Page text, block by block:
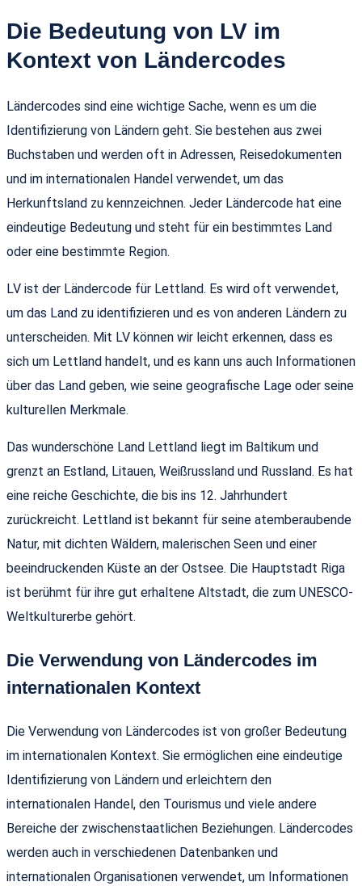
Die Bedeutung von LV im
Kontext von Ländercodes
Ländercodes sind eine wichtige Sache, wenn es um die
Identifizierung von Ländern geht. Sie bestehen aus zwei
Buchstaben und werden oft in Adressen, Reisedokumenten
und im internationalen Handel verwendet, um das
Herkunftsland zu kennzeichnen. Jeder Ländercode hat eine
eindeutige Bedeutung und steht für ein bestimmtes Land
oder eine bestimmte Region.
LV ist der Ländercode für Lettland. Es wird oft verwendet,
um das Land zu identifizieren und es von anderen Ländern zu
unterscheiden. Mit LV können wir leicht erkennen, dass es
sich um Lettland handelt, und es kann uns auch Informationen
über das Land geben, wie seine geografische Lage oder seine
kulturellen Merkmale.
Das wunderschöne Land Lettland liegt im Baltikum und
grenzt an Estland, Litauen, Weißrussland und Russland. Es hat
eine reiche Geschichte, die bis ins 12. Jahrhundert
zurückreicht. Lettland ist bekannt für seine atemberaubende
Natur, mit dichten Wäldern, malerischen Seen und einer
beeindruckenden Küste an der Ostsee. Die Hauptstadt Riga
ist berühmt für ihre gut erhaltene Altstadt, die zum UNESCO-
Weltkulturerbe gehört.
Die Verwendung von Ländercodes im
internationalen Kontext
Die Verwendung von Ländercodes ist von großer Bedeutung
im internationalen Kontext. Sie ermöglichen eine eindeutige
Identifizierung von Ländern und erleichtern den
internationalen Handel, den Tourismus und viele andere
Bereiche der zwischenstaatlichen Beziehungen. Ländercodes
werden auch in verschiedenen Datenbanken und
internationalen Organisationen verwendet, um Informationen